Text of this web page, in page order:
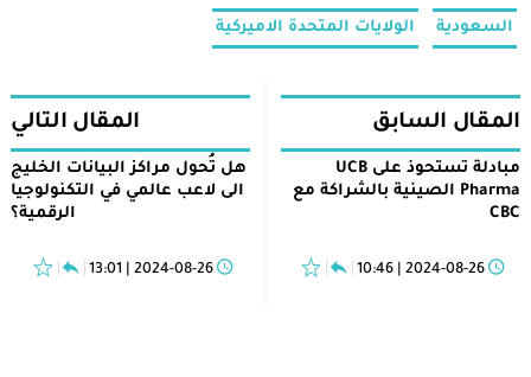
السعودية الولايات المتحدة الاميركية
المقال السابق
مبادلة تستحوذ على UCB
Pharma الصينية بالشراكة مع
CBC
2024-08-26 | 10:46
المقال التالي
هل تُحول مراكز البيانات الخليج
الى لاعب عالمي في التكنولوجيا
الرقمية؟
2024-08-26 | 13:01